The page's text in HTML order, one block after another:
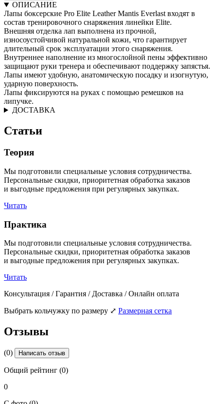
ОПИСАНИЕ
Лапы боксерские Pro Elite Leather Mantis Everlast входят в
состав тренировочного снаряжения линейки Elite.
Внешняя отделка лап выполнена из прочной,
износоустойчивой натуральной кожи, что гарантирует
длительный срок эксплуатации этого снаряжения.
Внутреннее наполнение из многослойной пены эффективно
защищают руки тренера и обеспечивают поддержку запястья.
Лапы имеют удобную, анатомическую посадку и изогнутую,
ударную поверхность.
Лапы фиксируются на руках с помощью ремешков на
липучке.
ДОСТАВКА
Статьи
Теория
Мы подготовили специальные условия сотрудничества.
Персональные скидки, приоритетная обработка заказов
и выгодные предложения при регулярных закупках.
Читать
Практика
Мы подготовили специальные условия сотрудничества.
Персональные скидки, приоритетная обработка заказов
и выгодные предложения при регулярных закупках.
Читать
Консультация / Гарантия / Доставка / Онлайн оплата
Выбрать кольчужку по размеру ⤢ Размерная сетка
Отзывы
(0) Написать отзыв
Общий рейтинг (0)
0